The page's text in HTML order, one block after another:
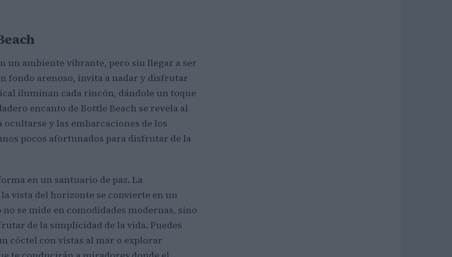
un ambiente vibrante, pero sin llegar a ser
fondo arenoso, invita a nadar y disfrutar
iluminan cada rincón, dándole un toque
encanto de Bottle Beach se revela al
ocultarse y las embarcaciones de los
pocos afortunados para disfrutar de la
en un santuario de paz. La
vista del horizonte se convierte en un
se mide en comodidades modernas, sino
de la simplicidad de la vida. Puedes
cóctel con vistas al mar o explorar